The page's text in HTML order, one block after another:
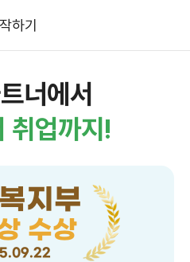
하기
너에서
취업까지!
지부
수상